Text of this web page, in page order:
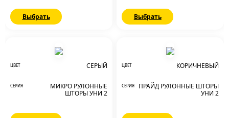
Выбрать Выбрать
ЦВЕТ СЕРЫЙ
СЕРИЯ
МИКРО РУЛОННЫЕ
ШТОРЫ УНИ 2
ЦВЕТ КОРИЧНЕВЫЙ
СЕРИЯ
ПРАЙД РУЛОННЫЕ ШТОРЫ
УНИ 2